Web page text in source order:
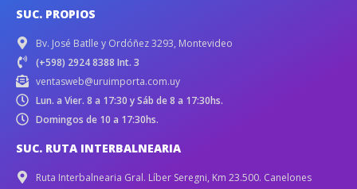
SUC. PROPIOS
Bv. José Batlle y Ordóñez 3293, Montevideo
(+598) 2924 8388 Int. 3
ventasweb@uruimporta.com.uy
Lun. a Vier. 8 a 17:30 y Sáb de 8 a 17:30hs.
Domingos de 10 a 17:30hs.
SUC. RUTA INTERBALNEARIA
Ruta Interbalnearia Gral. Líber Seregni, Km 23.500. Canelones